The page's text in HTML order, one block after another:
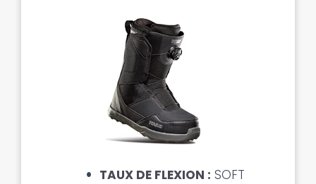
TAUX DE FLEXION : SOFT